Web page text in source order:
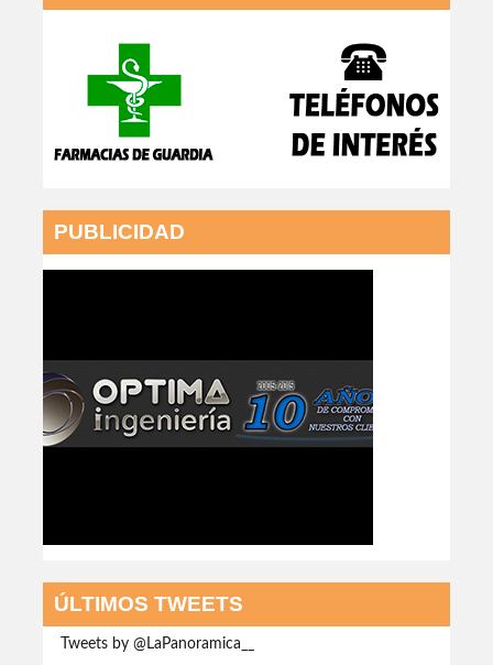
PUBLICIDAD
ÚLTIMOS TWEETS
Tweets by @LaPanoramica__